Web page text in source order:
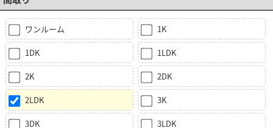
ワンルーム 1K
1DK 1LDK
2K 2DK
2LDK 3K
3DK 3LDK